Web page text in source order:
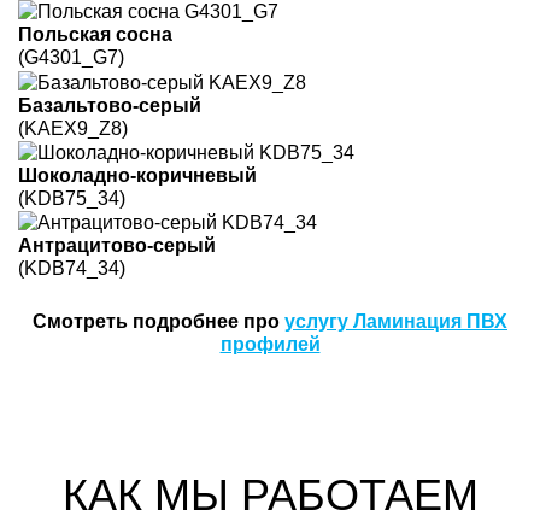
Польская сосна
(G4301_G7)
Базальтово-серый
(KAEX9_Z8)
Шоколадно-коричневый
(KDB75_34)
Антрацитово-серый
(KDB74_34)
Смотреть подробнее про услугу Ламинация ПВХ
профилей
КАК МЫ РАБОТАЕМ